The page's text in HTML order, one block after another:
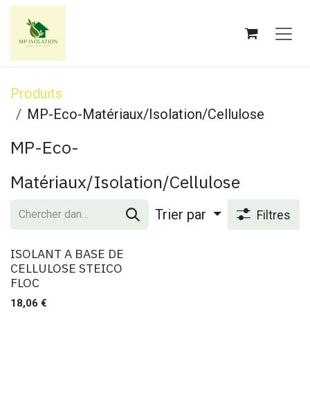
Se rendre au contenu
Produits
MP-Eco-Matériaux/Isolation/Cellulose
MP-Eco-
Matériaux/Isolation/Cellulose
Trier par Filtres
ISOLANT A BASE DE
CELLULOSE STEICO
FLOC
18,06 €